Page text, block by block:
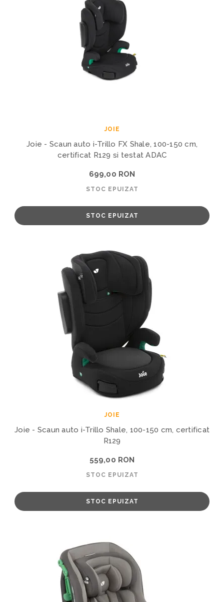
JOIE
Joie - Scaun auto i-Trillo FX Shale, 100-150 cm,
certificat R129 si testat ADAC
699,00 RON
STOC EPUIZAT
STOC EPUIZAT
JOIE
Joie - Scaun auto i-Trillo Shale, 100-150 cm, certificat
R129
559,00 RON
STOC EPUIZAT
STOC EPUIZAT